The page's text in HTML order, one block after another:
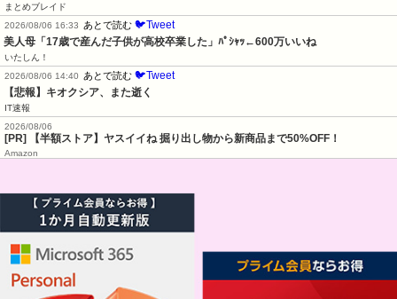
まとめブレイド
2026/08/06 16:33
あとで読む 🐦Tweet
美人母「17歳で産んだ子供が高校卒業した」ﾊﾟｼｬｯ←600万いいね
いたしん！
2026/08/06 14:40
あとで読む 🐦Tweet
【悲報】キオクシア、また逝く
IT速報
2026/08/06
[PR] 【半額ストア】ヤスイイね 掘り出し物から新商品まで50%OFF！
Amazon